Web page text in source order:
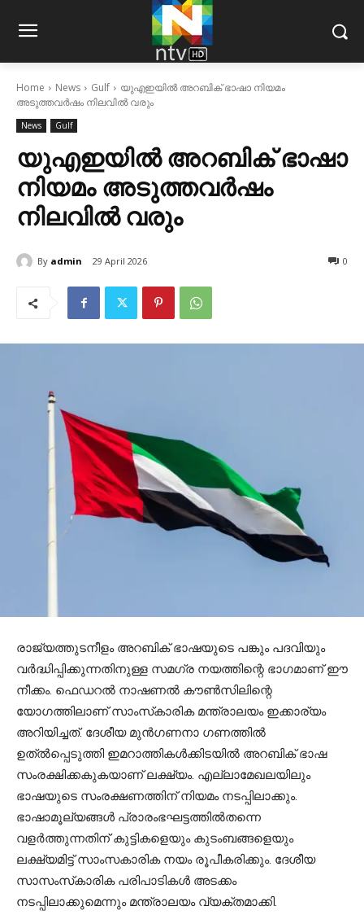
Home News Gulf
യുഎഇയില്‍ അറബിക് ഭാഷാ നിയമം
അടുത്തവര്‍ഷം നിലവില്‍ വരും
News Gulf
യുഎഇയില്‍ അറബിക് ഭാഷാ
നിയമം അടുത്തവര്‍ഷം
നിലവില്‍ വരും
By admin 29 April 2026 0
രാജ്യത്തുടനീളം അറബിക് ഭാഷയുടെ പങ്കും പദവിയും
വര്‍ദ്ധിപ്പിക്കുന്നതിനുള്ള സമഗ്ര നയത്തിന്റെ ഭാഗമാണ് ഈ
നീക്കം. ഫെഡറല്‍ നാഷണല്‍ കൗണ്‍സിലിന്റെ
യോഗത്തിലാണ് സാംസ്‌കാരിക മന്ത്രാലയം ഇക്കാര്യം
അറിയിച്ചത്. ദേശീയ മുന്‍ഗണനാ ഗണത്തില്‍
ഉത്ല്‍പ്പെടുത്തി ഇമറാത്തികള്‍ക്കിടയില്‍ അറബിക് ഭാഷ
സംരക്ഷിക്കകുകയാണ് ലക്ഷ്യം. എല്ലാമേഖലയിലും
ഭാഷയുടെ സംരക്ഷണത്തിന് നിയമം നടപ്പിലാക്കും.
ഭാഷാമൂല്യങ്ങള്‍ പ്രാരംഭഘട്ടത്തില്‍തന്നെ
വളര്‍ത്തുന്നതിന് കുട്ടികളെയും കുടംബങ്ങളെയും
ലക്ഷ്യമിട്ട് സാംസകാരിക നയം രൂപീകരിക്കും. ദേശീയ
സാസംസ്‌കാരിക പരിപാടികള്‍ അടക്കം
നടപ്പിലാക്കുമെന്നും മന്ത്രാലയം വ്യക്തമാക്കി.